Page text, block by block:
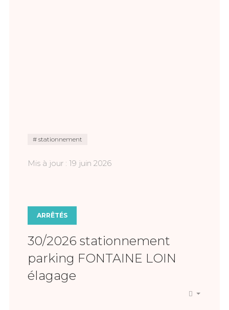
stationnement
Mis à jour : 19 juin 2026
ARRÊTÉS
30/2026 stationnement
parking FONTAINE LOIN
élagage